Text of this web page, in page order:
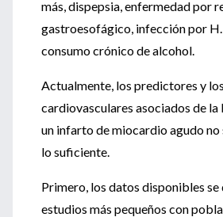
más, dispepsia, enfermedad por
gastroesofágico, infección por
consumo crónico de alcohol.
Actualmente, los predictores y
cardiovasculares asociados de la
un infarto de miocardio agudo no
lo suficiente.
Primero, los datos disponibles se
estudios más pequeños con